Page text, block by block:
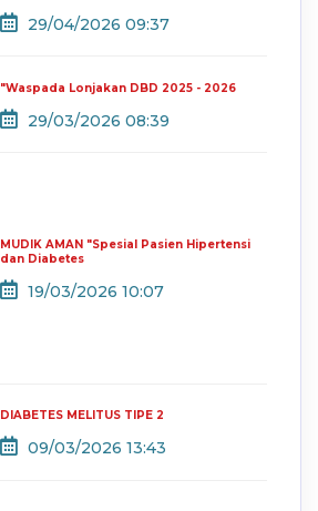
29/04/2026 09:37
"Waspada Lonjakan DBD 2025 - 2026
29/03/2026 08:39
MUDIK AMAN "Spesial Pasien Hipertensi
dan Diabetes
19/03/2026 10:07
DIABETES MELITUS TIPE 2
09/03/2026 13:43